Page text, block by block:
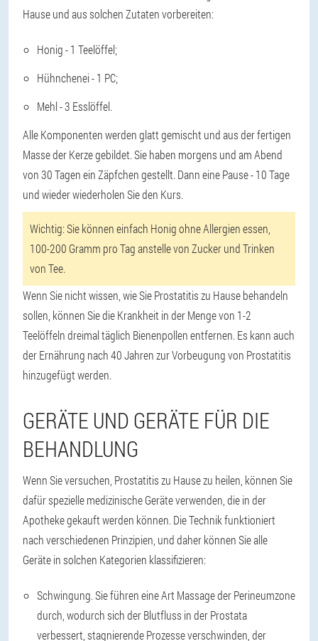
Hause und aus solchen Zutaten vorbereiten:
Honig - 1 Teelöffel;
Hühnchenei - 1 PC;
Mehl - 3 Esslöffel.
Alle Komponenten werden glatt gemischt und aus der fertigen
Masse der Kerze gebildet. Sie haben morgens und am Abend
von 30 Tagen ein Zäpfchen gestellt. Dann eine Pause - 10 Tage
und wieder wiederholen Sie den Kurs.
Wichtig:Sie können einfach Honig ohne Allergien essen,
100-200 Gramm pro Tag anstelle von Zucker und Trinken
von Tee.
Wenn Sie nicht wissen, wie Sie Prostatitis zu Hause behandeln
sollen, können Sie die Krankheit in der Menge von 1-2
Teelöffeln dreimal täglich Bienenpollen entfernen. Es kann auch
der Ernährung nach 40 Jahren zur Vorbeugung von Prostatitis
hinzugefügt werden.
GERÄTE UND GERÄTE FÜR DIE
BEHANDLUNG
Wenn Sie versuchen, Prostatitis zu Hause zu heilen, können Sie
dafür spezielle medizinische Geräte verwenden, die in der
Apotheke gekauft werden können. Die Technik funktioniert
nach verschiedenen Prinzipien, und daher können Sie alle
Geräte in solchen Kategorien klassifizieren:
Schwingung.Sie führen eine Art Massage der Perineumzone
durch, wodurch sich der Blutfluss in der Prostata
verbessert, stagnierende Prozesse verschwinden, der